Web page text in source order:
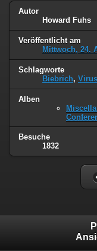
Autor
Howard Fuhs
Veröffentlicht am
Mittwoch, 24.
Schlagworte
Biebrich,
Alben
Besuche
1832